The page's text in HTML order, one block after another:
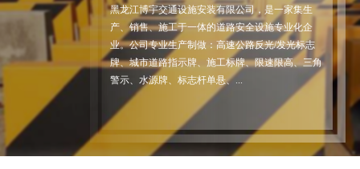
黑龙江博宇交通设施安装有限公司，是一家集生
产、销售、施工于一体的道路安全设施专业化企
业。公司专业生产制做：高速公路反光/发光标志
牌、城市道路指示牌、施工标牌、限速限高、三角
警示、水源牌、标志杆单悬、...